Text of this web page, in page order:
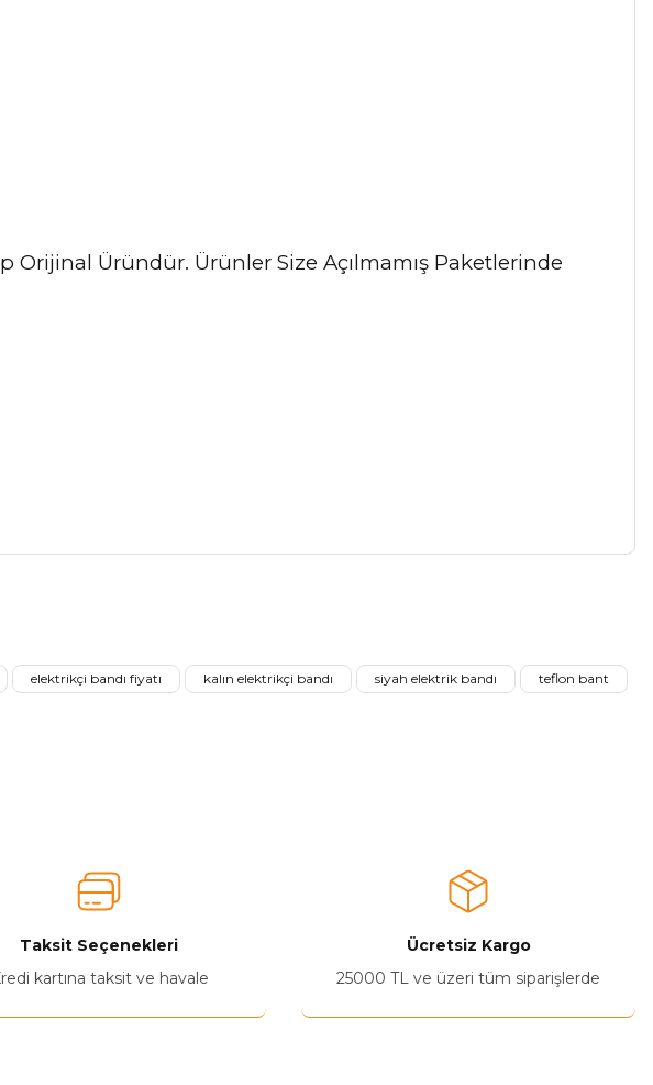
Orijinal Üründür. Ürünler Size Açılmamış Paketlerinde
elektrikçi bandı fiyatı kalın elektrikçi bandı siyah elektrik bandı
teflon bant
Taksit Seçenekleri
kartına taksit ve havale
Ücretsiz Kargo
25000 TL ve üzeri tüm siparişlerde